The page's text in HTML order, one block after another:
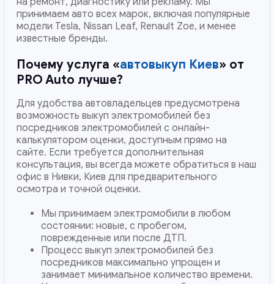
принимаем авто всех марок, включая популярные
модели Tesla, Nissan Leaf, Renault Zoe, и менее
известные бренды.
Почему услуга «автовыкуп Киев» от
PRO Auto лучше?
Для удобства автовладельцев предусмотрена
возможность выкуп электромобилей без
посредников электромобилей с онлайн-
калькулятором оценки, доступным прямо на
сайте. Если требуется дополнительная
консультация, вы всегда можете обратиться в наш
офис в Нивки, Киев для предварительного
осмотра и точной оценки.
Мы принимаем электромобили в любом
состоянии: новые, с пробегом,
поврежденные или после ДТП.
Процесс выкуп электромобилей без
посредников максимально упрощен и
занимает минимальное количество времени.